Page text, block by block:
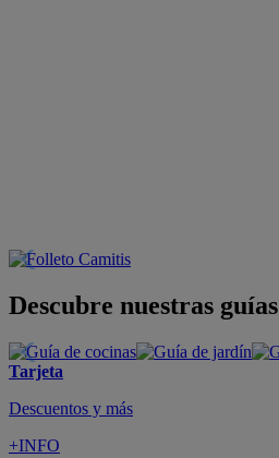
Descubre nuestras guías
Tarjeta
Descuentos y más
+INFO